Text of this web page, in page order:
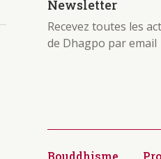
Newsletter
Recevez toutes les
de Dhagpo par email
Bouddhisme